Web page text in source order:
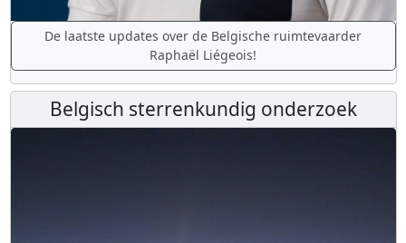
De laatste updates over de Belgische ruimtevaarder
Raphaël Liégeois!
Belgisch sterrenkundig onderzoek